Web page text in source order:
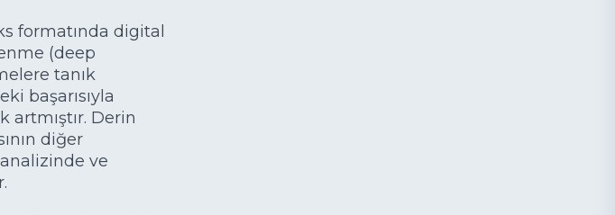
formatında digital
(deep
tanık
başarısıyla
artmıştır. Derin
diğer
ve